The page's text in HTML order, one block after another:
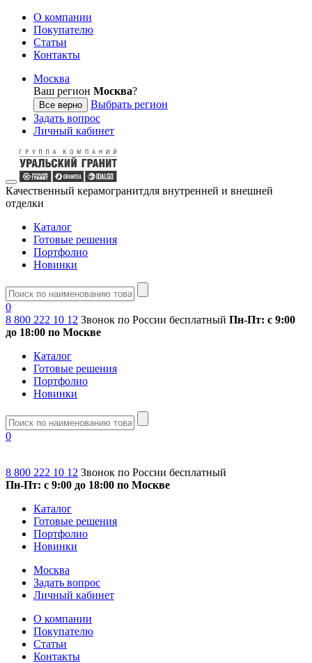
О компании
Покупателю
Статьи
Контакты
Москва
Ваш регион Москва?
Все верно
Выбрать регион
Задать вопрос
Личный кабинет
Качественный керамогранитдля внутренней и внешней
отделки
Каталог
Готовые решения
Портфолио
Новинки
0
8 800 222 10 12 Звонок по России бесплатный Пн-Пт: с 9:00
до 18:00 по Москве
Каталог
Готовые решения
Портфолио
Новинки
0
8 800 222 10 12 Звонок по России бесплатный
Пн-Пт: с 9:00 до 18:00 по Москве
Каталог
Готовые решения
Портфолио
Новинки
Москва
Задать вопрос
Личный кабинет
О компании
Покупателю
Статьи
Контакты